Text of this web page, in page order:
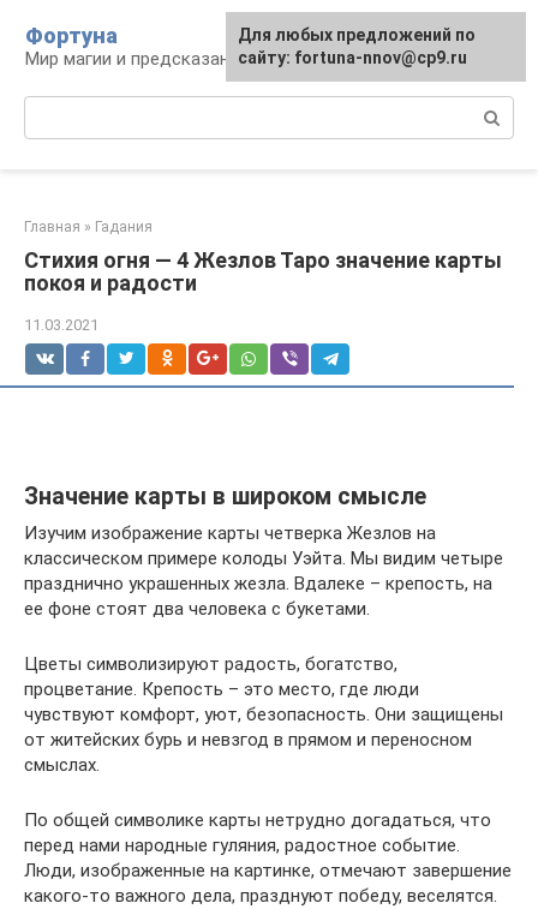
контенту
Фортуна
Мир магии и предсказаний
Главная » Гадания
Стихия огня — 4 Жезлов Таро значение карты
покоя и радости
11.03.2021
Значение карты в широком смысле
Изучим изображение карты четверка Жезлов на
классическом примере колоды Уэйта. Мы видим четыре
празднично украшенных жезла. Вдалеке – крепость, на
ее фоне стоят два человека с букетами.
Цветы символизируют радость, богатство,
процветание. Крепость – это место, где люди
чувствуют комфорт, уют, безопасность. Они защищены
от житейских бурь и невзгод в прямом и переносном
смыслах.
По общей символике карты нетрудно догадаться, что
перед нами народные гуляния, радостное событие.
Люди, изображенные на картинке, отмечают завершение
какого-то важного дела, празднуют победу, веселятся.
Для любых предложений по
сайту: fortuna-nnov@cp9.ru